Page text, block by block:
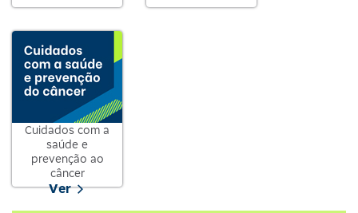
Cuidados com a
saúde e
prevenção ao
câncer
Ver